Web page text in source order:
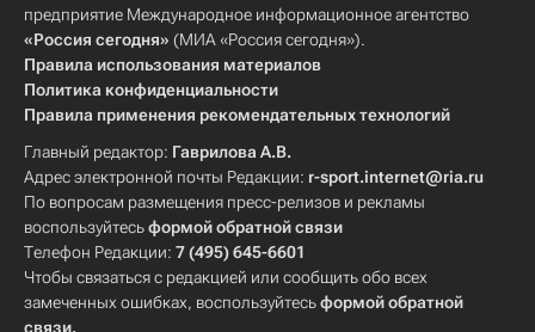
предприятие Международное информационное агентство
«Россия сегодня» (МИА «Россия сегодня»).
Правила использования материалов
Политика конфиденциальности
Правила применения рекомендательных технологий
Главный редактор: Гаврилова А.В.
Адрес электронной почты Редакции: r-sport.internet@ria.ru
По вопросам размещения пресс-релизов и рекламы
воспользуйтесьформой обратной связи
Телефон Редакции: 7 (495) 645-6601
Чтобы связаться с редакцией или сообщить обо всех
замеченных ошибках, воспользуйтесьформой обратной
связи.